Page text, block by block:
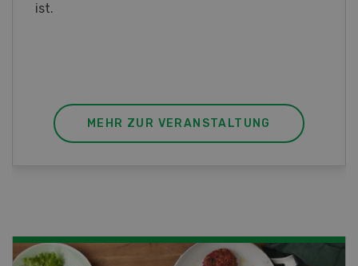
diesem Fall ist unser FBA-Weiterbildungskurs
MEHR ZUR VERANSTALTUNG